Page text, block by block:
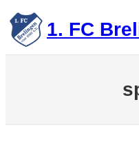
Zum
Inhalt
springen 1. FC